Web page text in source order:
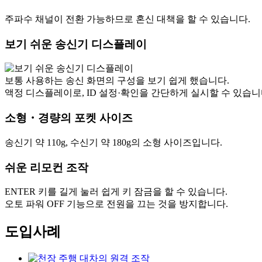
주파수 채널이 전환 가능하므로 혼신 대책을 할 수 있습니다.
보기 쉬운 송신기 디스플레이
보통 사용하는 송신 화면의 구성을 보기 쉽게 했습니다.
액정 디스플레이로, ID 설정·확인을 간단하게 실시할 수 있습
소형・경량의 포켓 사이즈
송신기 약 110g, 수신기 약 180g의 소형 사이즈입니다.
쉬운 리모컨 조작
ENTER 키를 길게 눌러 쉽게 키 잠금을 할 수 있습니다.
오토 파워 OFF 기능으로 전원을 끄는 것을 방지합니다.
도입사례